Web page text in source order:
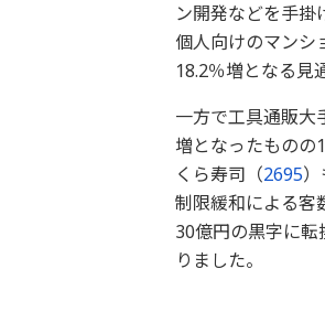
ン開発などを手掛
個人向けのマンシ
18.2％増となる見
一方で工具通販
増となったものの
くら寿司（2695）
制限緩和による客
30億円の黒字に
りました。